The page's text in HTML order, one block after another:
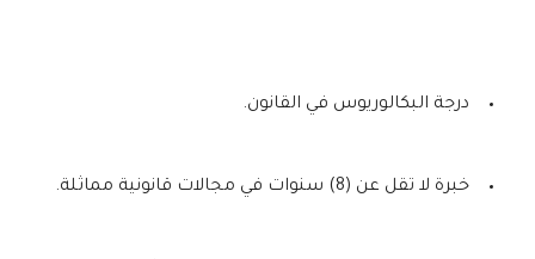
درجة البكالوريوس في القانون.
خبرة لا تقل عن (8) سنوات في مجالات قانونية مماثلة.